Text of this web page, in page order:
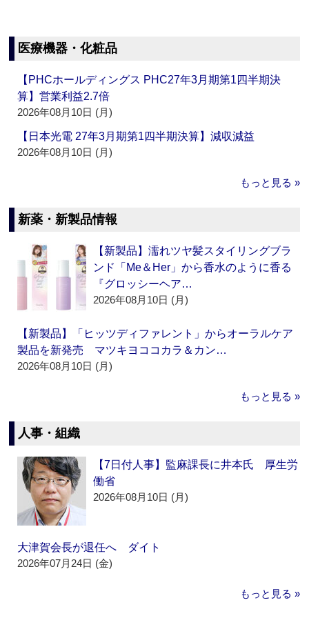
医療機器・化粧品
【PHCホールディングス PHC27年3月期第1四半期決
算】営業利益2.7倍
2026年08月10日 (月)
【日本光電 27年3月期第1四半期決算】減収減益
2026年08月10日 (月)
もっと見る »
新薬・新製品情報
【新製品】濡れツヤ髪スタイリングブラ
ンド「Me＆Her」から香水のように香る
『グロッシーヘア…
2026年08月10日 (月)
【新製品】「ヒッツディファレント」からオーラルケア
製品を新発売 マツキヨココカラ＆カン…
2026年08月10日 (月)
もっと見る »
人事・組織
【7日付人事】監麻課長に井本氏 厚生労
働省
2026年08月10日 (月)
大津賀会長が退任へ ダイト
2026年07月24日 (金)
もっと見る »